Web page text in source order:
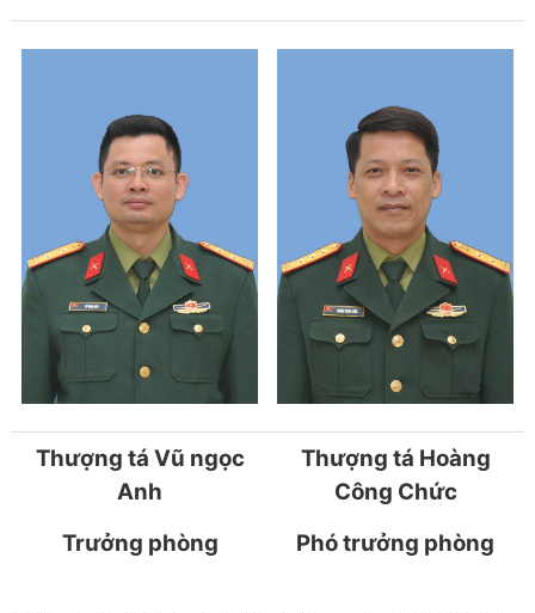
Thượng tá Vũ ngọc
Anh
Trưởng phòng
Thượng tá Hoàng
Công Chức
Phó trưởng phòng